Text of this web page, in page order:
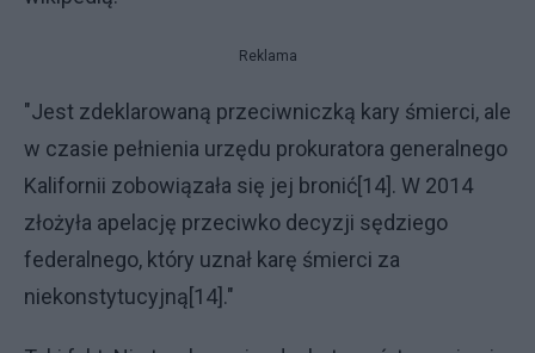
Reklama
"Jest zdeklarowaną przeciwniczką kary śmierci, ale
w czasie pełnienia urzędu prokuratora generalnego
Kalifornii zobowiązała się jej bronić[14]. W 2014
złożyła apelację przeciwko decyzji sędziego
federalnego, który uznał karę śmierci za
niekonstytucyjną[14]."